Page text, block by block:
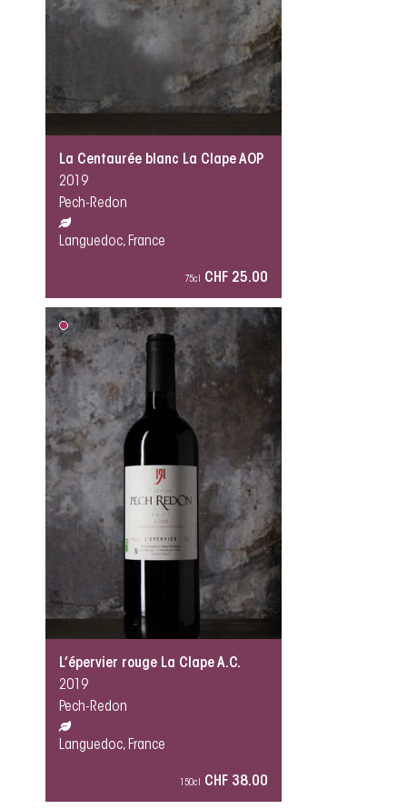
La Centaurée blanc La Clape AOP
2019
Pech-Redon
Languedoc, France
75cl CHF 25.00
L’épervier rouge La Clape A.C.
2019
Pech-Redon
Languedoc, France
150cl CHF 38.00